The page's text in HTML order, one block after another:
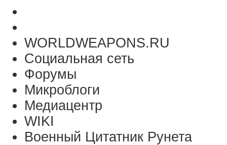
WORLDWEAPONS.RU
Социальная сеть
Форумы
Микроблоги
Медиацентр
WIKI
Военный Цитатник Рунета